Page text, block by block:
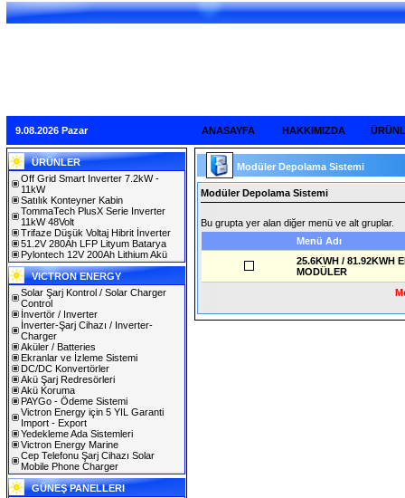
9.08.2026 Pazar ANASAYFA HAKKIMIZDA
ÜRÜNLER
Off Grid Smart Inverter 7.2kW -
11kW
Satılık Konteyner Kabin
TommaTech PlusX Serie Inverter
11kW 48Volt
Trifaze Düşük Voltaj Hibrit İnverter
51.2V 280Ah LFP Lityum Batarya
Pylontech 12V 200Ah Lithium Akü
VICTRON ENERGY
Solar Şarj Kontrol / Solar Charger
Control
İnvertör / Inverter
İnverter-Şarj Cihazı / Inverter-
Charger
Aküler / Batteries
Ekranlar ve İzleme Sistemi
DC/DC Konvertörler
Akü Şarj Redresörleri
Akü Koruma
PAYGo - Ödeme Sistemi
Victron Energy için 5 YIL Garanti
Import - Export
Yedekleme Ada Sistemleri
Victron Energy Marine
Cep Telefonu Şarj Cihazı Solar
Mobile Phone Charger
GÜNEŞ PANELLERI
Modüler Depolama Sistemi
Modüler Depolama Sistemi
Bu grupta yer alan diğer menü ve alt gruplar.
Menü Adı
25.6KWH / 81.92KWH
MODÜLER